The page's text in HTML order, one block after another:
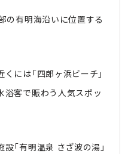
の有明海沿いに位置する
には「四郎ヶ浜ビーチ」
浴客で賑わう人気スポッ
「有明温泉 さざ波の湯」